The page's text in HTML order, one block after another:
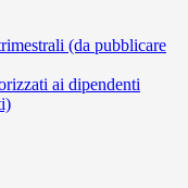
(da pubblicare
ai dipendenti